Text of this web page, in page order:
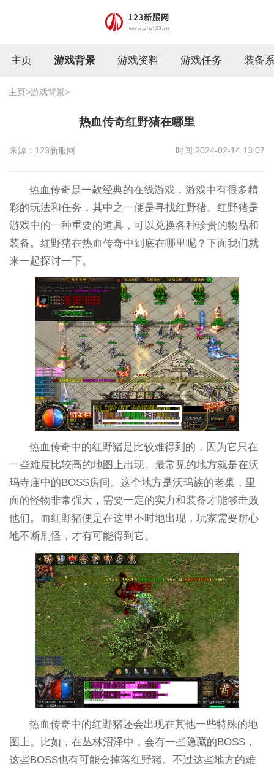
主页 游戏背景 游戏资料 游戏任务 装备
主页>游戏背景>
热血传奇红野猪在哪里
来源：123新服网 时间:2024-02-14 13:07
热血传奇是一款经典的在线游戏，游戏中有很多精
彩的玩法和任务，其中之一便是寻找红野猪。红野猪是
游戏中的一种重要的道具，可以兑换各种珍贵的物品和
装备。红野猪在热血传奇中到底在哪里呢？下面我们就
来一起探讨一下。
热血传奇中的红野猪是比较难得到的，因为它只在
一些难度比较高的地图上出现。最常见的地方就是在沃
玛寺庙中的BOSS房间。这个地方是沃玛族的老巢，里
面的怪物非常强大，需要一定的实力和装备才能够击败
他们。而红野猪便是在这里不时地出现，玩家需要耐心
地不断刷怪，才有可能得到它。
热血传奇中的红野猪还会出现在其他一些特殊的地
图上。比如，在丛林沼泽中，会有一些隐藏的BOSS，
这些BOSS也有可能会掉落红野猪。不过这些地方的难